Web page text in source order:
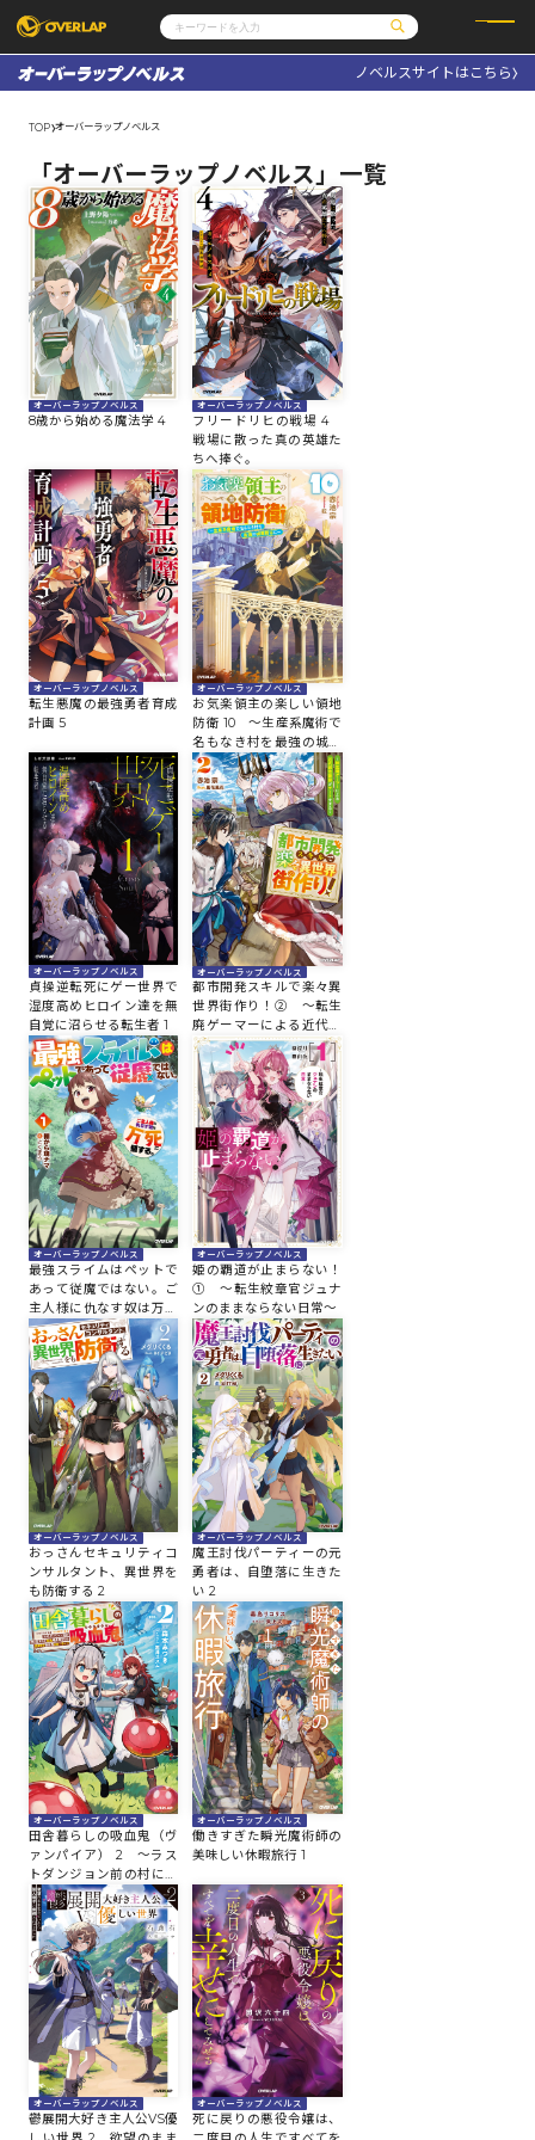
コミックガルド
コミッククリエ
その他
コミックエッセイ
ポケットモンスター
アニメ
ゲーム
通販・NEWS
OVERLAP STORE
オーバーラップ広報室
企業
会社概要
採用情報
アクセス
オーバーラップホールディングス
お問い合わせはこちら
オーバーラップ文庫
オーバーラップノベルス
オーバーラップノベルスf
ロサージュノベルス
コミックガルド
コミッククリエ
リキューレ
コミックパルフェ
コミックエッセイ
閉じる
ノベルスサイトはこちら
TOP オーバーラップノベルス
「オーバーラップノベルス」一覧
オーバーラップノベルス
8歳から始める魔法学 4
オーバーラップノベルス
フリードリヒの戦場 4
戦場に散った真の英雄た
ちへ捧ぐ。
オーバーラップノベルス
転生悪魔の最強勇者育成
計画 5
オーバーラップノベルス
お気楽領主の楽しい領地
防衛 10 ～生産系魔術で
名もなき村を最強の城塞
都市に～
オーバーラップノベルス
貞操逆転死にゲー世界で
湿度高めヒロイン達を無
自覚に沼らせる転生者 1
オーバーラップノベルス
都市開発スキルで楽々異
世界街作り！② ～転生
廃ゲーマーによる近代都
市建設がチートすぎる～
オーバーラップノベルス
最強スライムはぺットで
あって従魔ではない。ご
主人様に仇なす奴は万死
に値する。 1
オーバーラップノベルス
姫の覇道が止まらない！
① ～転生紋章官ジュナ
ンのままならない日常～
オーバーラップノベルス
おっさんセキュリティコ
ンサルタント、異世界を
も防衛する 2
オーバーラップノベルス
魔王討伐パーティーの元
勇者は、自堕落に生きた
い 2
オーバーラップノベルス
田舎暮らしの吸血鬼（ヴ
ァンパイア） 2 ～ラス
トダンジョン前の村に生
まれた転生吸血鬼さんの
気ままな異世界スローラ
イフ～
オーバーラップノベルス
働きすぎた瞬光魔術師の
美味しい休暇旅行 1
オーバーラップノベルス
鬱展開大好き主人公VS優
オーバーラップノベルス
死に戻りの悪役令嬢は、